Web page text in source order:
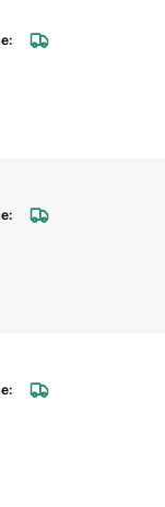
30x40mm
35x45mm
35x50mm